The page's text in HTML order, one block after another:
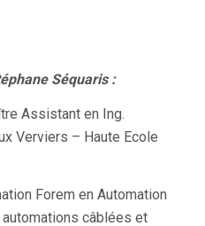
Séquaris :
Assistant en Ing.
Verviers – Haute Ecole
Forem en Automation
automations câblées et